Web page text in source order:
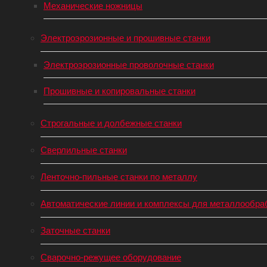
Механические ножницы
Электроэрозионные и прошивные станки
Электроэрозионные проволочные станки
Прошивные и копировальные станки
Строгальные и долбежные станки
Сверлильные станки
Ленточно-пильные станки по металлу
Автоматические линии и комплексы для
Заточные станки
Сварочно-режущее оборудование